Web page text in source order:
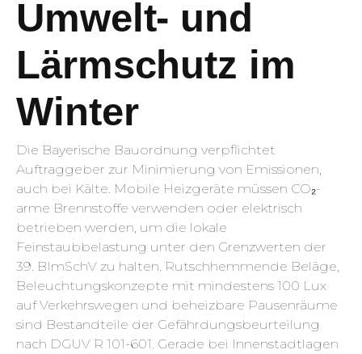
Umwelt- und
Lärmschutz im
Winter
Die Bayerische Bauordnung verpflichtet
Auftraggeber zur Minimierung von Emissionen,
auch bei Kälte. Mobile Heizgeräte müssen CO₂-
arme Brennstoffe verwenden oder elektrisch
betrieben werden, um die lokale
Feinstaubbelastung unter den Grenzwerten der
39. BImSchV zu halten. Rutschhemmende Beläge,
Beleuchtungskonzepte mit mindestens 100 Lux
auf Verkehrswegen und beheizbare Pausenräume
sind Bestandteile der Gefährdungsbeurteilung
nach DGUV R 101-601. Gerade bei Innenstadtlagen